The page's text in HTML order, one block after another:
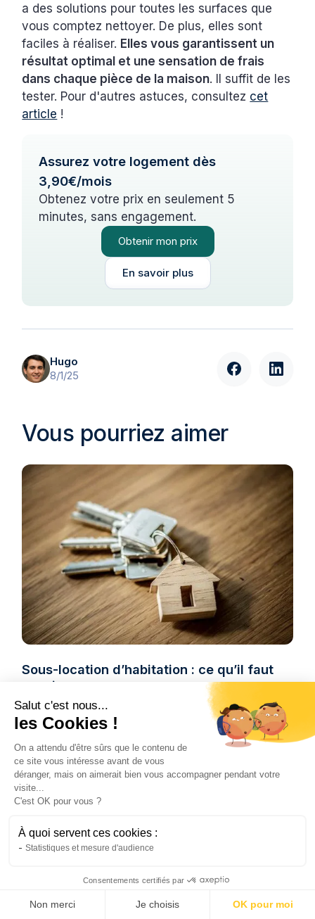
a des solutions pour toutes les surfaces que
vous comptez nettoyer. De plus, elles sont
faciles à réaliser. Elles vous garantissent un
résultat optimal et une sensation de frais
dans chaque pièce de la maison. Il suffit de les
tester. Pour d'autres astuces, consultez cet
article !
Assurez votre logement dès
3,90€/mois
Obtenez votre prix en seulement 5
minutes, sans engagement.
Obtenir mon prix
En savoir plus
Hugo
8/1/25
Vous pourriez aimer
Sous-location d’habitation : ce qu’il faut
savoir
La sous-location est possible en 2025, mais
sous conditions. Découvrez les règles à
respecter pour éviter les mauvaises surprises.
Natis
24/2/25•4 minutes
Salut c'est nous...
les Cookies !
On a attendu d'être sûrs que le contenu de
ce site vous intéresse avant de vous
déranger, mais on aimerait bien vous accompagner pendant votre
visite...
C'est OK pour vous ?
À quoi servent ces cookies :
Statistiques et mesure d'audience
Consentements certifiés par
Non merci Je choisis OK pour moi